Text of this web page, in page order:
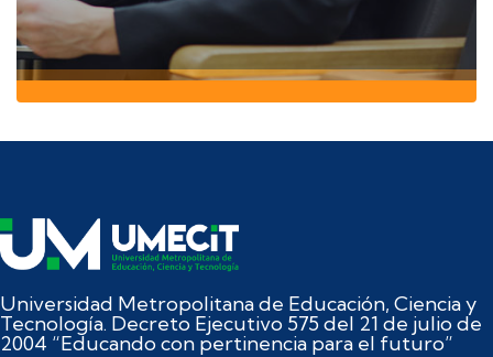
Universidad Metropolitana de Educación, Ciencia y
Tecnología. Decreto Ejecutivo 575 del 21 de julio de
2004 “Educando con pertinencia para el futuro”